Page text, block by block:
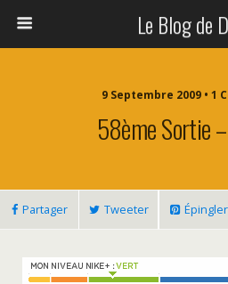
Le Blog de
9 Septembre 2009 • 1
58ème Sortie
Partager Tweeter Épingler